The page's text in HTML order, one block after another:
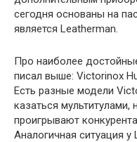
сегодня основаны на
является Leatherman.
Про наиболее
писал выше: Victorinox
Есть разные модели
казаться
проигрывают
Аналогичная ситуация